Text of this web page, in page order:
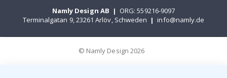
Namly Design AB | ORG: 559216-9097
Terminalgatan 9, 23261 Arlöv, Schweden | info@namly.de
© Namly Design 2026